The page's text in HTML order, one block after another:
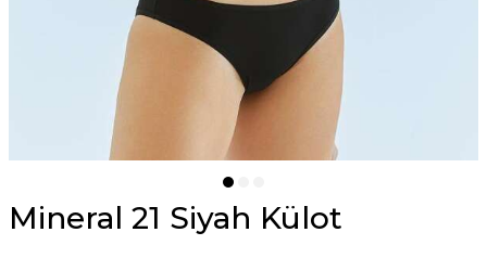
Mineral 21 Siyah Külot